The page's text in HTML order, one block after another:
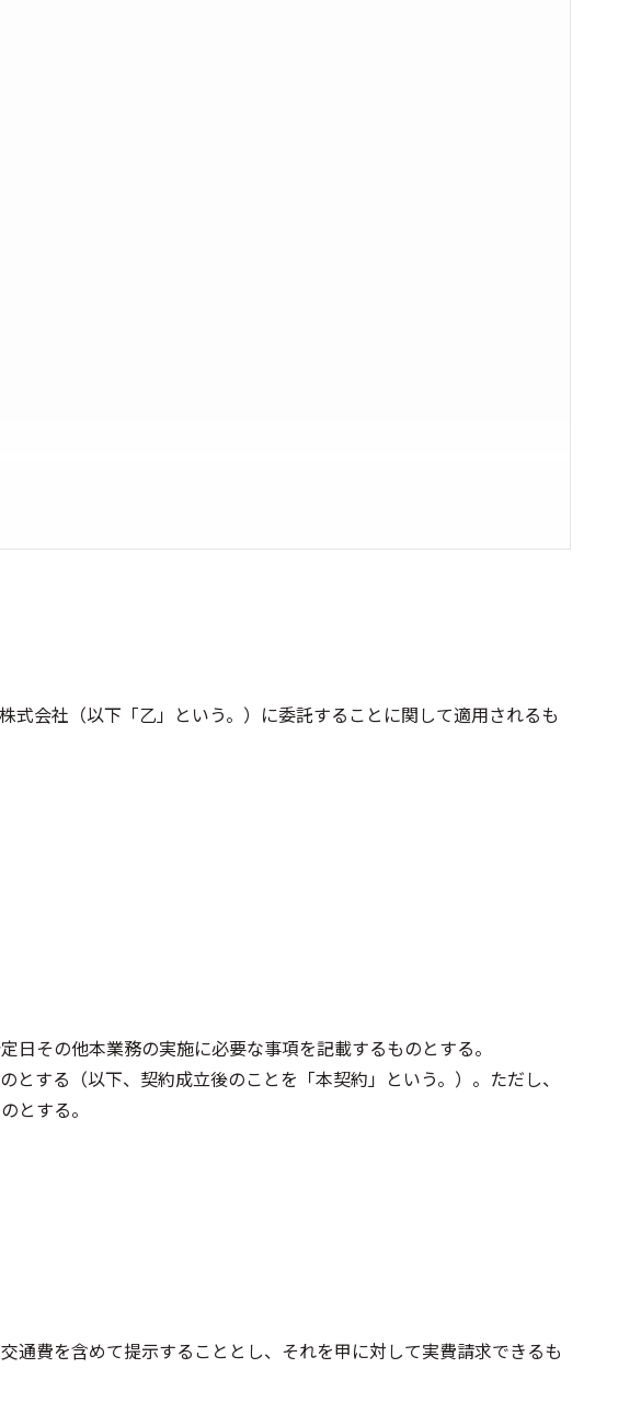
会社（以下「乙」という。）に委託することに関して適用されるも
その他本業務の実施に必要な事項を記載するものとする。
する（以下、契約成立後のことを「本契約」という。）。ただし、
とする。
通費を含めて提示することとし、それを甲に対して実費請求できるも